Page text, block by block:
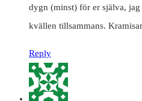
dygn (minst) för er själva, jag
kvällen tillsammans.
Reply